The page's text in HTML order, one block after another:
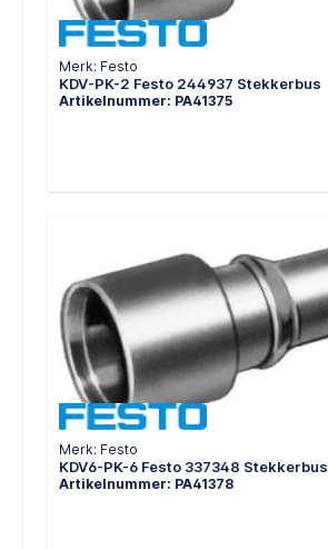
Merk: Festo
KDV-PK-2 Festo 244937 Stekkerbus
Artikelnummer: PA41375
Merk: Festo
KDV6-PK-6 Festo 337348 Stekkerbus
Artikelnummer: PA41378